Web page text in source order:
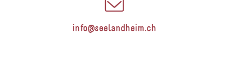
hc.miehdnalees@ofni